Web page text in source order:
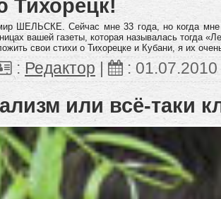
ШЕЛЬСКЕ. Сейчас мне 33 года, но когда
вашей газеты, которая называлась тогда
свои стихи о Тихорецке и Кубани, я их
: Редактор : 01.07.2010
или всё-таки